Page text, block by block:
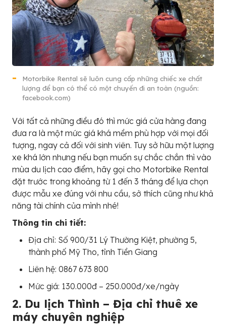
Motorbike Rental sẽ luôn cung cấp những chiếc xe chất
lượng để bạn có thể có một chuyến đi an toàn (nguồn:
facebook.com)
Với tất cả những điều đó thì mức giá cửa hàng đang
đưa ra là một mức giá khá mềm phù hợp với mọi đối
tượng, ngay cả đối với sinh viên. Tuy sở hữu một lượng
xe khá lớn nhưng nếu bạn muốn sự chắc chắn thì vào
mùa du lịch cao điểm, hãy gọi cho Motorbike Rental
đặt trước trong khoảng từ 1 đến 3 tháng để lựa chọn
được mẫu xe đúng với nhu cầu, sở thích cũng như khả
năng tài chính của mình nhé!
Thông tin chi tiết:
Địa chỉ: Số 900/31 Lý Thường Kiệt, phường 5,
thành phố Mỹ Tho, tỉnh Tiền Giang
Liên hệ: 0867 673 800
Mức giá: 130.000đ – 250.000đ/xe/ngày
2. Du lịch Thình – Địa chỉ thuê xe
máy chuyên nghiệp